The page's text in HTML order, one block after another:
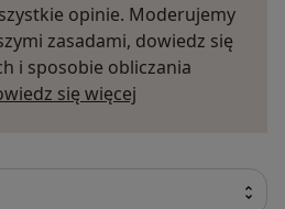
opinie. Moderujemy
zasadami, dowiedz się
i sposobie obliczania
się więcej